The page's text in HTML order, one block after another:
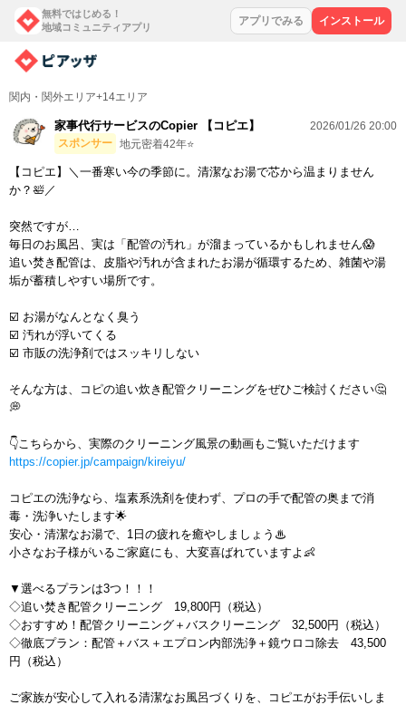
無料ではじめる！
地域コミュニティアプリ
アプリでみる インストール
関内・関外エリア+14エリア
家事代行サービスのCopier 【コピエ】
スポンサー 地元密着42年⭐️
2026/01/26 20:00
【コピエ】＼一番寒い今の季節に。清潔なお湯で芯から温まりません
か？🛀／
突然ですが…
毎日のお風呂、実は「配管の汚れ」が溜まっているかもしれません😱
追い焚き配管は、皮脂や汚れが含まれたお湯が循環するため、雑菌や湯
垢が蓄積しやすい場所です。
☑️ お湯がなんとなく臭う
☑️ 汚れが浮いてくる
☑️ 市販の洗浄剤ではスッキリしない
そんな方は、コピの追い炊き配管クリーニングをぜひご検討ください🤔
💭
👇こちらから、実際のクリーニング風景の動画もご覧いただけます
https://copier.jp/campaign/kireiyu/
コピエの洗浄なら、塩素系洗剤を使わず、プロの手で配管の奥まで消
毒・洗浄いたします🌟
安心・清潔なお湯で、1日の疲れを癒やしましょう♨
小さなお子様がいるご家庭にも、大変喜ばれていますよ👶
▼選べるプランは3つ！！！
◇追い焚き配管クリーニング 19,800円（税込）
◇おすすめ！配管クリーニング＋バスクリーニング 32,500円（税込）
◇徹底プラン：配管＋バス＋エプロン内部洗浄＋鏡ウロコ除去 43,500
円（税込）
ご家族が安心して入れる清潔なお風呂づくりを、コピエがお手伝いしま